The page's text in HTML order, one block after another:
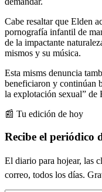
Cabe resaltar que Elden
pornografía infantil de
de la impactante
mismos y su música.
Esta misms denuncia
beneficiaron y continúan
la explotación sexual” de
📰 Tu edición de hoy
Recibe el periódico
El diario para hojear, las
correo, todos los días.